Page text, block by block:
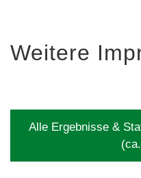
Weitere
Alle Ergebnisse &